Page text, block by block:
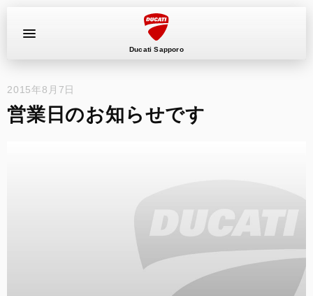
Ducati Sapporo
イベント
2015年8月7日
営業日のお知らせです